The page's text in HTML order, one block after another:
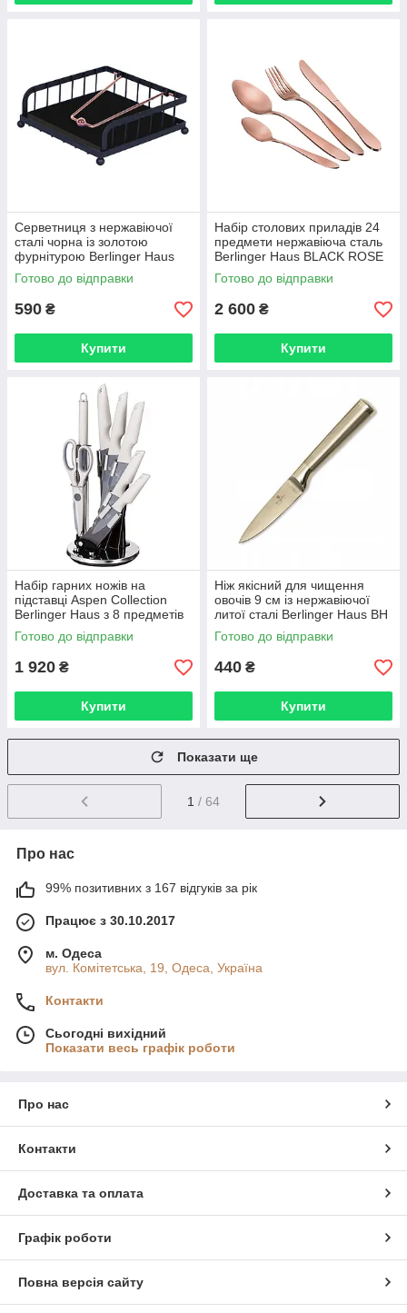
Серветниця з нержавіючої
сталі чорна із золотою
фурнітурою Berlinger Haus
BLACK ROSE Collection BH
6768
Готово до відправки
590 ₴
Купити
Набір столових приладів 24
предмети нержавіюча сталь
Berlinger Haus BLACK ROSE
Collection BH 2213
Готово до відправки
2 600 ₴
Купити
Набір гарних ножів на
підставці Aspen Collection
Berlinger Haus з 8 предметів
BH 2837
Готово до відправки
1 920 ₴
Купити
Ніж якісний для чищення
овочів 9 см із нержавіючої
литої сталі Berlinger Haus BH
2933 золотистий
Готово до відправки
440 ₴
Купити
Показати ще
1 / 64
Про нас
99% позитивних з 167 відгуків за рік
Працює з 30.10.2017
м. Одеса
вул. Комітетська, 19, Одеса, Україна
Контакти
Сьогодні вихідний
Показати весь графік роботи
Про нас
Контакти
Доставка та оплата
Графік роботи
Повна версія сайту